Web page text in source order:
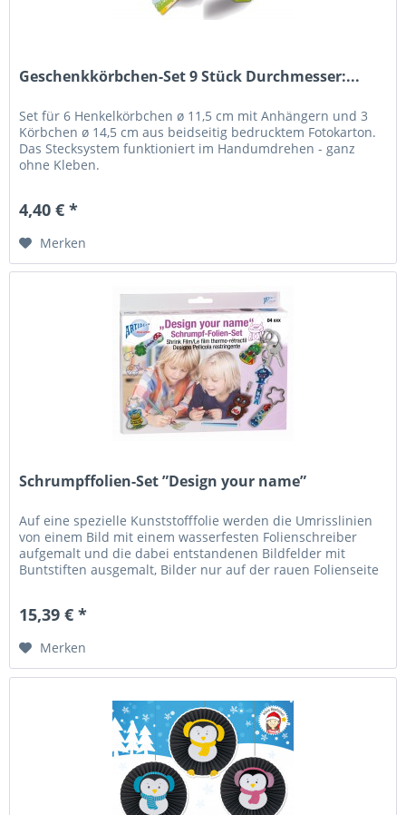
Geschenkkörbchen-Set 9 Stück Durchmesser:...
Set für 6 Henkelkörbchen ø 11,5 cm mit Anhängern und 3
Körbchen ø 14,5 cm aus beidseitig bedrucktem Fotokarton.
Das Stecksystem funktioniert im Handumdrehen - ganz
ohne Kleben.
4,40 € *
Merken
Schrumpffolien-Set ”Design your name”
Auf eine spezielle Kunststofffolie werden die Umrisslinien
von einem Bild mit einem wasserfesten Folienschreiber
aufgemalt und die dabei entstandenen Bildfelder mit
Buntstiften ausgemalt, Bilder nur auf der rauen Folienseite
15,39 € *
Merken